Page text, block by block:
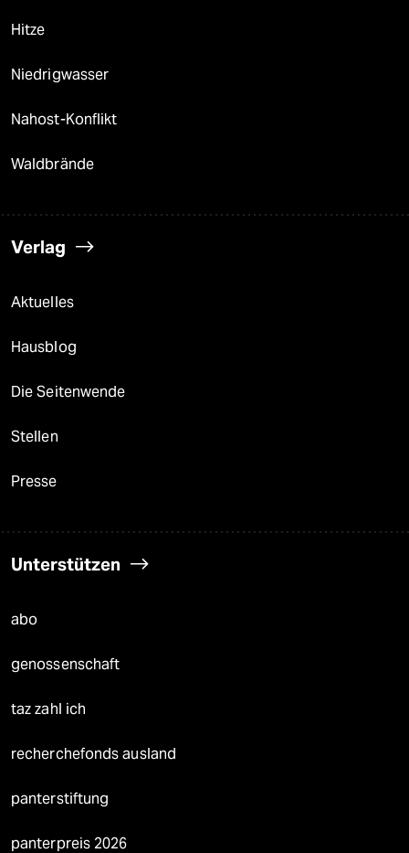
Hitze
Niedrigwasser
Nahost-Konflikt
Waldbrände
Verlag
Aktuelles
Hausblog
Die Seitenwende
Stellen
Presse
Unterstützen
abo
genossenschaft
taz zahl ich
recherchefonds ausland
panterstiftung
panterpreis 2026